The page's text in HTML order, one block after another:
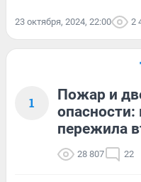
23 октября, 2024, 22:00 2
1
Пожар и
пережила
28 807 22